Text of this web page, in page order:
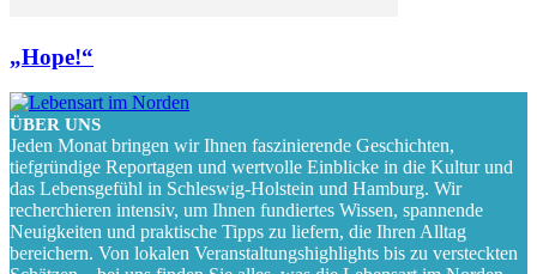
„Hope!“
ÜBER UNS
Jeden Monat bringen wir Ihnen faszinierende Geschichten,
tiefgründige Reportagen und wertvolle Einblicke in die Kultur und
das Lebensgefühl in Schleswig-Holstein und Hamburg. Wir
recherchieren intensiv, um Ihnen fundiertes Wissen, spannende
Neuigkeiten und praktische Tipps zu liefern, die Ihren Alltag
bereichern. Von lokalen Veranstaltungshighlights bis zu versteckten